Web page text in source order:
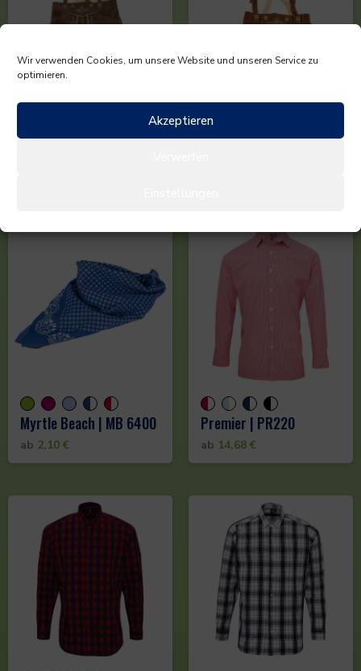
Wir verwenden Cookies, um unsere Website und unseren Service zu
optimieren.
Akzeptieren
Leather Trousers
Myrtle Beach | MB 6400
ab 2,10 €
Premier | PR220
ab 14,68 €